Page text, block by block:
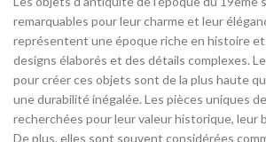
remarquables pour leur charme et leur
représentent une époque riche en histoire
designs élaborés et des détails complexes.
pour créer ces objets sont de la plus haute
une durabilité inégalée. Les pièces uniques
recherchées pour leur valeur historique, leur
De plus, elles sont souvent considérées